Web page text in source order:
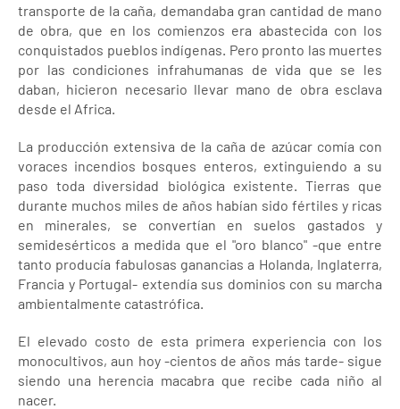
transporte de la caña, demandaba gran cantidad de mano
de obra, que en los comienzos era abastecida con los
conquistados pueblos indígenas. Pero pronto las muertes
por las condiciones infrahumanas de vida que se les
daban, hicieron necesario llevar mano de obra esclava
desde el Africa.
La producción extensiva de la caña de azúcar comía con
voraces incendios bosques enteros, extinguiendo a su
paso toda diversidad biológica existente. Tierras que
durante muchos miles de años habían sido fértiles y ricas
en minerales, se convertían en suelos gastados y
semidesérticos a medida que el "oro blanco" -que entre
tanto producía fabulosas ganancias a Holanda, Inglaterra,
Francia y Portugal- extendía sus dominios con su marcha
ambientalmente catastrófica.
El elevado costo de esta primera experiencia con los
monocultivos, aun hoy -cientos de años más tarde- sigue
siendo una herencia macabra que recibe cada niño al
nacer.